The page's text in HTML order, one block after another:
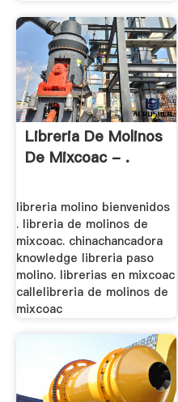
Libreria De Molinos
De Mixcoac - .
libreria molino bienvenidos
. libreria de molinos de
mixcoac. chinachancadora
knowledge libreria paso
molino. librerias en mixcoac
callelibreria de molinos de
mixcoac